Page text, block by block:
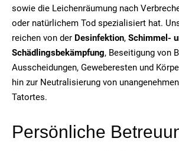
sowie die Leichenräumung nach
oder natürlichem Tod spezialisiert hat.
reichen von der Desinfektion, Schimmel-
Schädlingsbekämpfung, Beseitigung von
Ausscheidungen, Geweberesten und
hin zur Neutralisierung von
Tatortes.
Persönliche